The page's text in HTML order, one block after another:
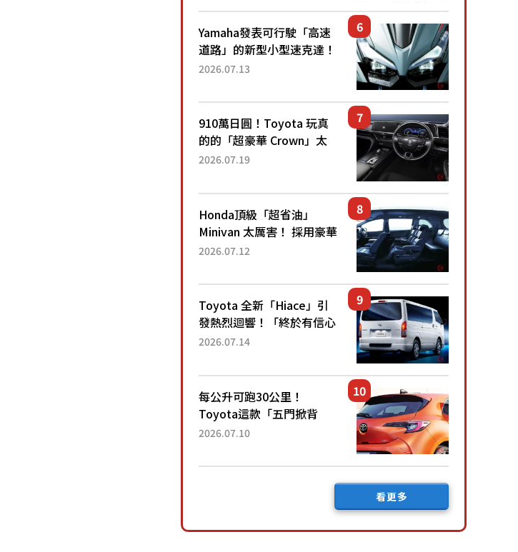
眼！ 配備豐富、超越售價
水準，堪稱高CP值代表的
「...
Yamaha發表可行駛「高速
道路」的新型小型速克達！
搭載能享受超強勁「渦輪
高階「Super Sport」車款
相同的...
2026.07.13
910萬日圓！Toyota 玩真
的的「超豪華 Crown」太
厲害了！採用由「匠人技
運動化「底盤設定」！還配
備專屬豪華...
2026.07.19
Honda頂級「超省油」
Minivan 太厲害！ 採用豪華
「真皮座椅」與專屬「黑色
公里，兼具優異節能表現與
舒適「三...
2026.07.12
Toyota 全新「Hiace」引
發熱烈迴響！「終於有信心
下訂了！」「哪個等級交車
後竟然還要等「超過半年」
才能交車？...
2026.07.14
每公升可跑30公里！
Toyota這款「五門掀背
車」真的很厲害！ 擁有全
尺寸」，配備全面升級！
2026.07.10
看更多